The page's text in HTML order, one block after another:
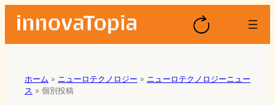
ホーム » ニューロテクノロジー » ニューロテクノロジーニュー
ス » 個別投稿